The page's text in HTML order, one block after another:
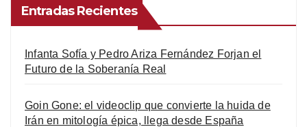
Entradas Recientes
Infanta Sofía y Pedro Ariza Fernández Forjan el
Futuro de la Soberanía Real
Goin Gone: el videoclip que convierte la huida de
Irán en mitología épica, llega desde España